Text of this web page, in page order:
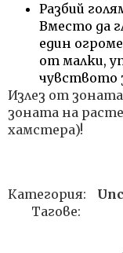
Разбий
Вместо да
един
от малки,
чувството
Излез от
зоната на
хамстера)!
Категория:
Тагове: